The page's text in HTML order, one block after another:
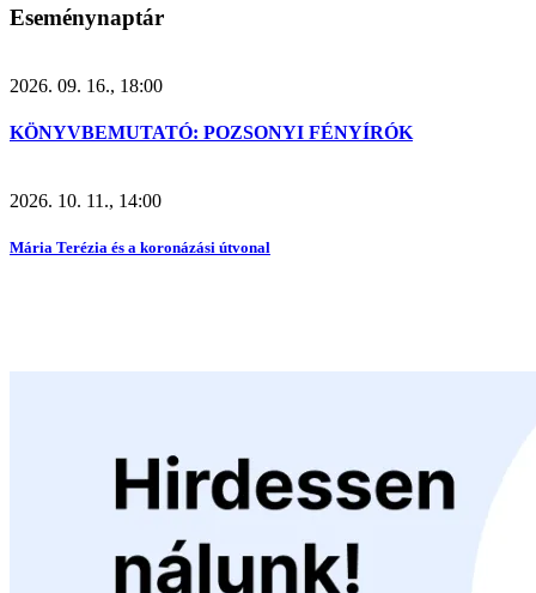
Eseménynaptár
2026. 09. 16., 18:00
KÖNYVBEMUTATÓ: POZSONYI FÉNYÍRÓK
2026. 10. 11., 14:00
Mária Terézia és a koronázási útvonal